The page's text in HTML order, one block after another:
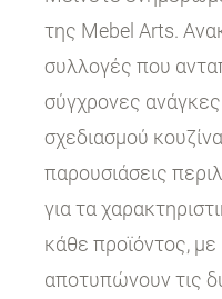
της Mebel Arts.
συλλογές που
σύγχρονες ανάγκες
σχεδιασμού
παρουσιάσεις
για τα
κάθε προϊόντος,
αποτυπώνουν τις